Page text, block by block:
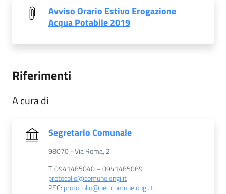
Avviso Orario Estivo Erogazione
Acqua Potabile 2019
Riferimenti
A cura di
Segretario Comunale
98070 - Via Roma, 2
T: 0941485040 – 0941485089
protocollo@comunelongi.it
PEC: protocollo@pec.comunelongi.it